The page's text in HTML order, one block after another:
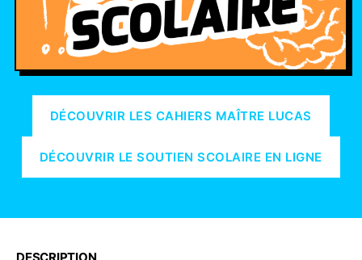
DÉCOUVRIR LES CAHIERS MAÎTRE LUCAS
DÉCOUVRIR LE SOUTIEN SCOLAIRE EN LIGNE